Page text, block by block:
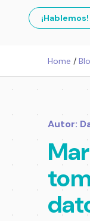
¡Hablemos!
Home /
Autor: